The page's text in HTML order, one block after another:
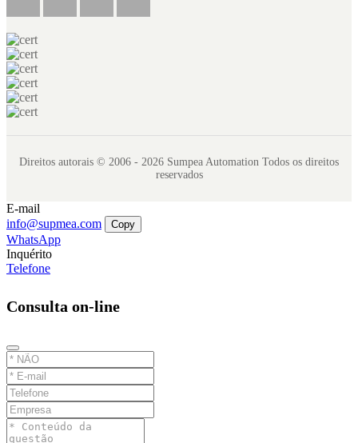
Direitos autorais © 2006 - 2026 Sumpea Automation Todos os direitos
reservados
E-mail
info@supmea.com
Copy
WhatsApp
Inquérito
Telefone
Consulta on-line